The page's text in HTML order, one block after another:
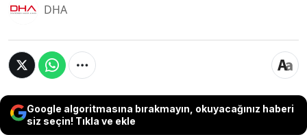
DHA
Google algoritmasına bırakmayın, okuyacağınız haberi
siz seçin! Tıkla ve ekle